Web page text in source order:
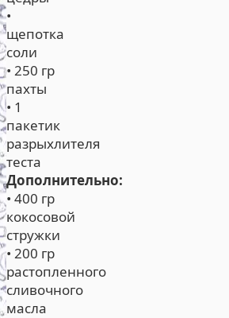
•
щепотка
соли
• 250 гр
пахты
• 1
пакетик
разрыхлителя
теста
Дополнительно:
• 400 гр
кокосовой
стружки
• 200 гр
растопленного
сливочного
масла